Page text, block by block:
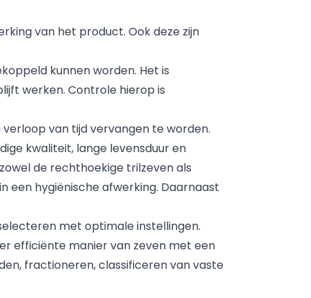
van het product. Ook deze zijn
kunnen worden. Het is
werken. Controle hierop is
van tijd vervangen te worden.
kwaliteit, lange levensduur en
de rechthoekige trilzeven als
een hygiënische afwerking. Daarnaast
met optimale instellingen.
efficiënte manier van zeven met een
fractioneren, classificeren van vaste